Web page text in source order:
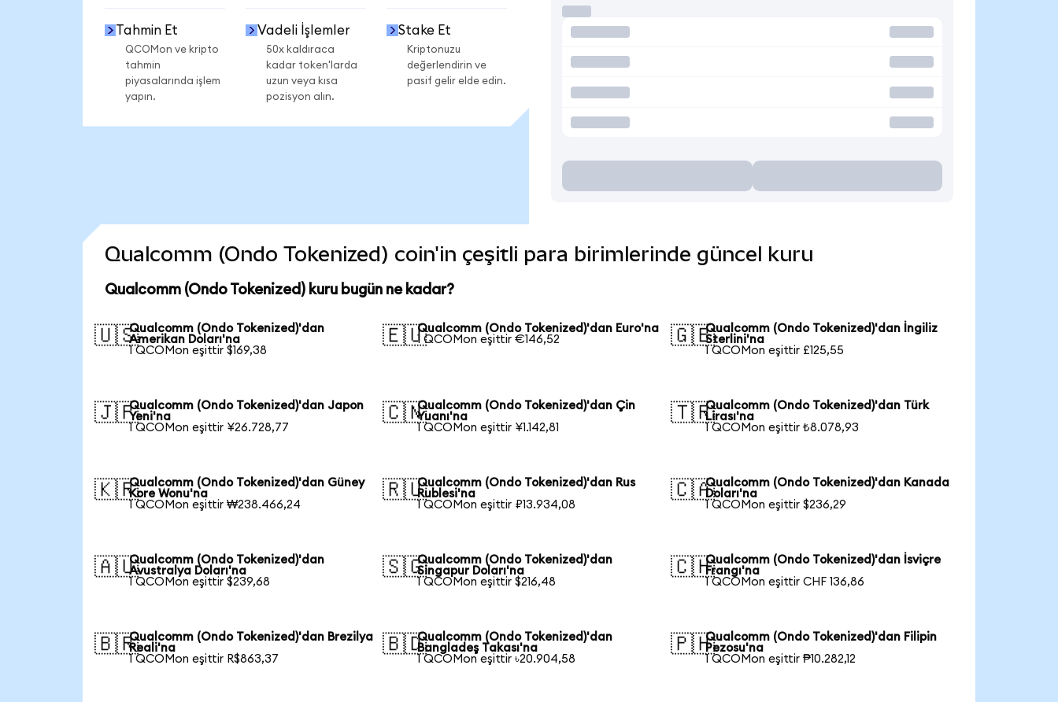
Tahmin Et
QCOMon ve kripto
tahmin
piyasalarında işlem
yapın.
Vadeli İşlemler
50x kaldıraca
kadar token'larda
uzun veya kısa
pozisyon alın.
Stake Et
Kriptonuzu
değerlendirin ve
pasif gelir elde edin.
Qualcomm (Ondo Tokenized) coin'in çeşitli para birimlerinde güncel kuru
Qualcomm (Ondo Tokenized) kuru bugün ne kadar?
🇺🇸Qualcomm (Ondo Tokenized)'dan
Amerikan Doları'na
1 QCOMon eşittir $169,38
🇪🇺Qualcomm (Ondo Tokenized)'dan Euro'na
1 QCOMon eşittir €146,52
🇬🇧Qualcomm (Ondo Tokenized)'dan İngiliz
Sterlini'na
1 QCOMon eşittir £125,55
🇯🇵Qualcomm (Ondo Tokenized)'dan Japon
Yeni'na
1 QCOMon eşittir ¥26.728,77
🇨🇳Qualcomm (Ondo Tokenized)'dan Çin
Yuanı'na
1 QCOMon eşittir ¥1.142,81
🇹🇷Qualcomm (Ondo Tokenized)'dan Türk
Lirası'na
1 QCOMon eşittir ₺8.078,93
🇰🇷Qualcomm (Ondo Tokenized)'dan Güney
Kore Wonu'na
1 QCOMon eşittir ₩238.466,24
🇷🇺Qualcomm (Ondo Tokenized)'dan Rus
Rublesi'na
1 QCOMon eşittir ₽13.934,08
🇨🇦Qualcomm (Ondo Tokenized)'dan Kanada
Doları'na
1 QCOMon eşittir $236,29
🇦🇺Qualcomm (Ondo Tokenized)'dan
Avustralya Doları'na
1 QCOMon eşittir $239,68
🇸🇬Qualcomm (Ondo Tokenized)'dan
Singapur Doları'na
1 QCOMon eşittir $216,48
🇨🇭Qualcomm (Ondo Tokenized)'dan İsviçre
Frangı'na
1 QCOMon eşittir CHF 136,86
🇧🇷Qualcomm (Ondo Tokenized)'dan Brezilya
Reali'na
1 QCOMon eşittir R$863,37
🇧🇩Qualcomm (Ondo Tokenized)'dan
Bangladeş Takası'na
1 QCOMon eşittir ৳20.904,58
🇵🇭Qualcomm (Ondo Tokenized)'dan Filipin
Pezosu'na
1 QCOMon eşittir ₱10.282,12